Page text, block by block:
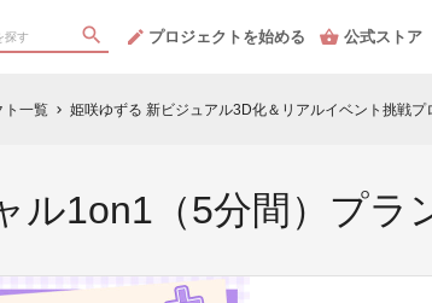
プロジェクトを始める 公式ストア
ト一覧 chevron_right 姫咲ゆずる 新ビジュアル3D化＆リアルイベント挑戦プ
ル1on1（5分間）プラ